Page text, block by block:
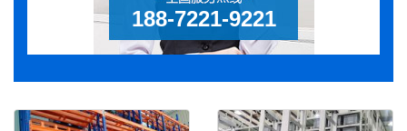
188-7221-9221